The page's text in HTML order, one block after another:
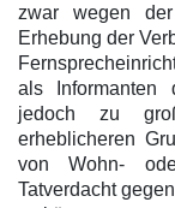
zwar wegen
Erhebung der
als
jedoch zu
erheblicheren
von Wohn-
Tatverdacht